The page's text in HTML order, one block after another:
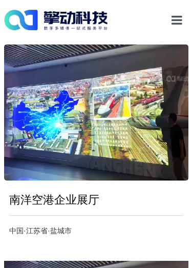
首页
光影物
多媒体
数字内容
案例中心
南洋空港企业展厅
中国·江苏省·盐城市